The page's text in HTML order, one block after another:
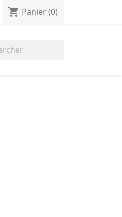
shopping_cart Panier(0)